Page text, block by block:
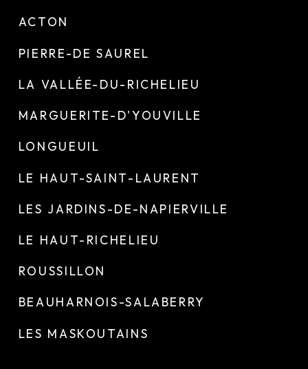
ACTON
PIERRE-DE SAUREL
LA VALLÉE-DU-RICHELIEU
MARGUERITE-D'YOUVILLE
LONGUEUIL
LE HAUT-SAINT-LAURENT
LES JARDINS-DE-NAPIERVILLE
LE HAUT-RICHELIEU
ROUSSILLON
BEAUHARNOIS-SALABERRY
LES MASKOUTAINS